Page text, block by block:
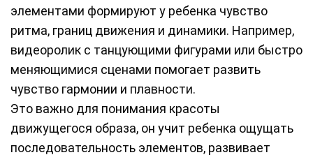
элементами формируют у ребенка чувство
ритма, границ движения и динамики. Например,
видеоролик с танцующими фигурами или быстро
меняющимися сценами помогает развить
чувство гармонии и плавности.
Это важно для понимания красоты
движущегося образа, он учит ребенка ощущать
последовательность элементов, развивает